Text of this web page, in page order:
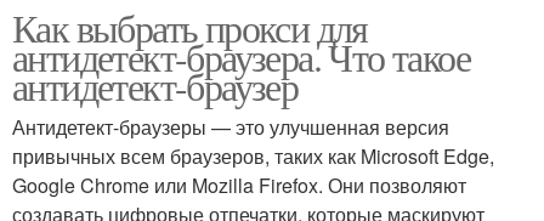
Как выбрать прокси для
антидетект-браузера. Что такое
антидетект-браузер
Антидетект-браузеры — это улучшенная версия
привычных всем браузеров, таких как Microsoft Edge,
Google Chrome или Mozilla Firefox. Они позволяют
создавать цифровые отпечатки, которые маскируют